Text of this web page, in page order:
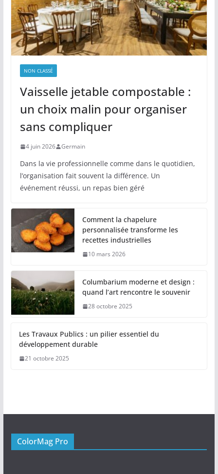
NON CLASSÉ
Vaisselle jetable compostable :
un choix malin pour organiser
sans compliquer
4 juin 2026 Germain
Dans la vie professionnelle comme dans le quotidien,
l’organisation fait souvent la différence. Un
événement réussi, un repas bien géré
Comment la chapelure
personnalisée transforme les
recettes industrielles
10 mars 2026
Columbarium moderne et design :
quand l’art rencontre le souvenir
28 octobre 2025
Les Travaux Publics : un pilier essentiel du
développement durable
21 octobre 2025
ColorMag Pro